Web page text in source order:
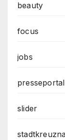
beauty
focus
jobs
presseportal
slider